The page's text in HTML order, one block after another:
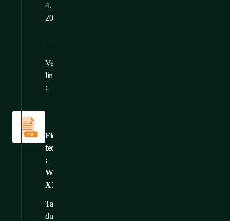
4.
2025
Versions
linguistiques
:
Fiche
technique
:
WME-
X19
Fiches
techniques
Taille
du